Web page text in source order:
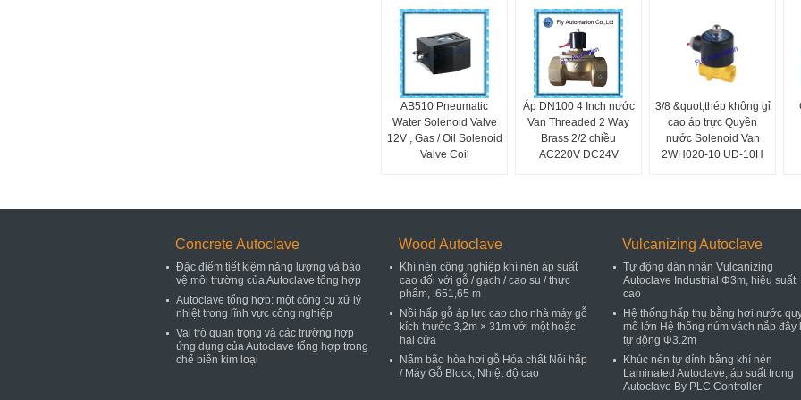
AB510 Pneumatic
Water Solenoid Valve
12V , Gas / Oil Solenoid
Valve Coil
Áp DN100 4 Inch nước
Van Threaded 2 Way
Brass 2/2 chiều
AC220V DC24V
3/8 &quot;thép không gỉ
cao áp trực Quyền
nước Solenoid Van
2WH020-10 UD-10H
Concrete Autoclave
Đặc điểm tiết kiệm năng lượng và bảo
vệ môi trường của Autoclave tổng hợp
Autoclave tổng hợp: một công cụ xử lý
nhiệt trong lĩnh vực công nghiệp
Vai trò quan trọng và các trường hợp
ứng dụng của Autoclave tổng hợp trong
chế biến kim loại
Wood Autoclave
Khí nén công nghiệp khí nén áp suất
cao đối với gỗ / gạch / cao su / thực
phẩm, .651,65 m
Nồi hấp gỗ áp lực cao cho nhà máy gỗ
kích thước 3,2m × 31m với một hoặc
hai cửa
Nấm bão hòa hơi gỗ Hóa chất Nồi hấp
/ Máy Gỗ Block, Nhiệt độ cao
Vulcanizing Autoclave
Tự động dán nhãn Vulcanizing
Autoclave Industrial Φ3m, hiệu suất
cao
Hệ thống hấp thụ bằng hơi nước
mô lớn Hệ thống núm vách nắp đậy
tự động Φ3.2m
Khúc nén tự dính bằng khí nén
Laminated Autoclave, áp suất trong
Autoclave By PLC Controller